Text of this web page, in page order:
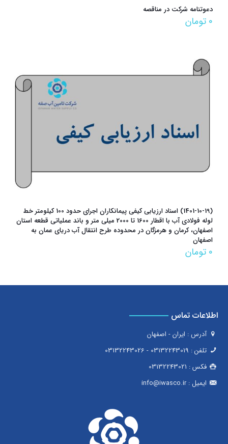
دعوتنامه شرکت در مناقصه
۰ تومان
(1401-10-19) اسناد ارزيابي كيفي پیمانکاران اجرای حدود 100 کیلومتر خط
لوله فولادی آب با اقطار 1600 تا 2000 میلی متر و باند عملیاتی قطعه استان
اصفهان، کرمان و هرمزگان در محدوده طرح انتقال آب دریای عمان به
اصفهان
۰ تومان
اطلاعات تماس
آدرس : ایران - اصفهان
تلفن : 03132243019
-
03132243026
فکس : 03132243021
ایمیل :info@iwasco.ir